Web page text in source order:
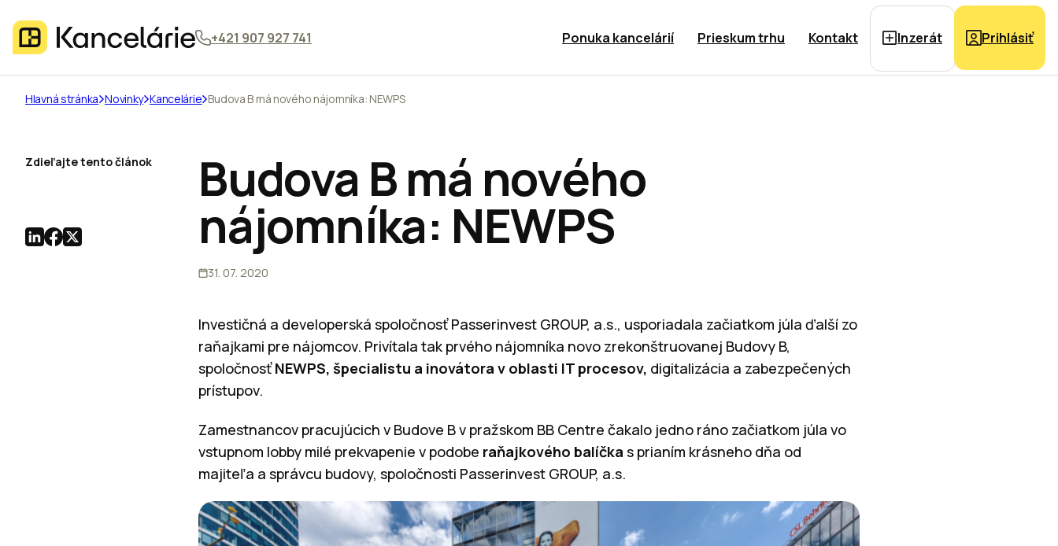
+421 907 927 741 Ponuka kancelárií Prieskum trhu Kontakt Inzerát Prihlásiť
Hlavná stránka Novinky Kancelárie Budova B má nového nájomníka: NEWPS
Budova B má nového
nájomníka: NEWPS
31. 07. 2020
Investičná a developerská spoločnosť Passerinvest GROUP, a.s., usporiadala začiatkom júla ďalší zo
raňajkami pre nájomcov. Privítala tak prvého nájomníka novo zrekonštruovanej Budovy B,
spoločnosťNEWPS, špecialistu a inovátora v oblasti IT procesov, digitalizácia a zabezpečených
prístupov.
Zamestnancov pracujúcich v Budove B v pražskom BB Centre čakalo jedno ráno začiatkom júla vo
vstupnom lobby milé prekvapenie v podobe raňajkového balíčka s prianím krásneho dňa od
majiteľa a správcu budovy, spoločnosti Passerinvest GROUP, a.s.
Zdieľajte tento článok